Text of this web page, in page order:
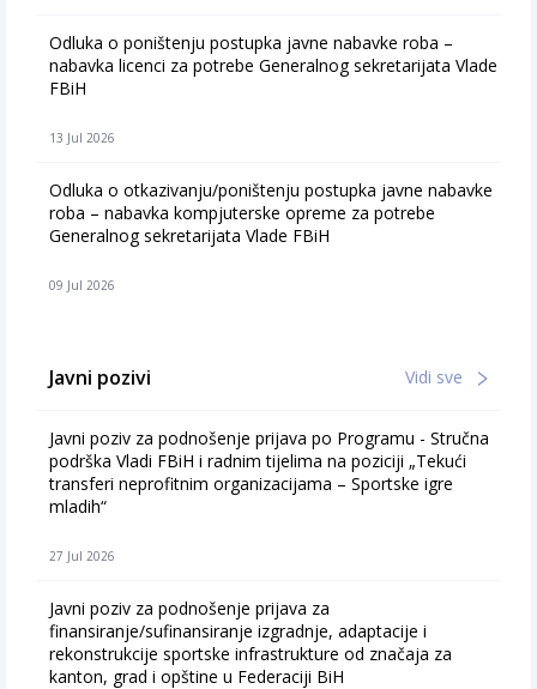
Odluka o poništenju postupka javne nabavke roba –
nabavka licenci za potrebe Generalnog sekretarijata Vlade
FBiH
13 Jul 2026
Odluka o otkazivanju/poništenju postupka javne nabavke
roba – nabavka kompjuterske opreme za potrebe
Generalnog sekretarijata Vlade FBiH
09 Jul 2026
Javni pozivi Vidi sve
Javni poziv za podnošenje prijava po Programu - Stručna
podrška Vladi FBiH i radnim tijelima na poziciji „Tekući
transferi neprofitnim organizacijama – Sportske igre
mladih“
27 Jul 2026
Javni poziv za podnošenje prijava za
finansiranje/sufinansiranje izgradnje, adaptacije i
rekonstrukcije sportske infrastrukture od značaja za
kanton, grad i opštine u Federaciji BiH